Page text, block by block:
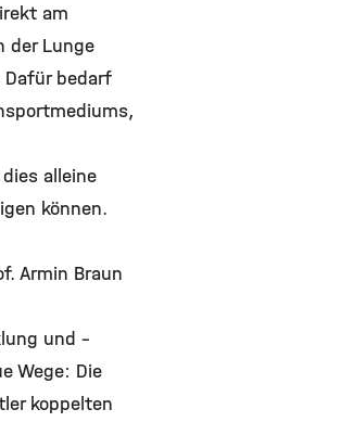
am
der Lunge
bedarf
alleine
können.
Armin Braun
und –
Wege: Die
koppelten